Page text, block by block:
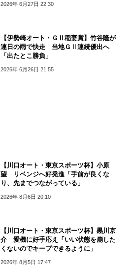
2026年 6月27日 22:30
【伊勢崎オート・ＧⅡ稲妻賞】竹谷隆が
連日の雨で快走 当地ＧⅡ連続優出へ
「出たとこ勝負」
2026年 6月26日 21:55
【川口オート・東京スポーツ杯】小原
望 リベンジへ好発進「手前が良くな
り、先までつながっている」
2026年 8月6日 20:10
【川口オート・東京スポーツ杯】黒川京
介 愛機に好手応え「いい状態を崩した
くないのでキープできるように」
2026年 8月5日 17:47